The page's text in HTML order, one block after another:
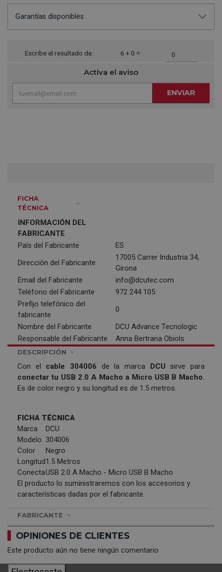
Garantías disponibles
Escribe el resultado de: 6 + 0 =
Activa el aviso
ENVIAR
FICHA
TÉCNICA
INFORMACIÓN DEL
FABRICANTE
País del Fabricante
ES
Dirección del Fabricante
17005 Carrer Industria 34,
Girona
Email del Fabricante
info@dcutec.com
Teléfono del Fabricante
972 244 105
Prefijo telefónico del
fabricante
0
Nombre del Fabricante
DCU Advance Tecnologic
Responsable del Fabricante
Anna Bertrana Obiols
DESCRIPCIÓN
Con el cable 304006 de la marca DCU sirve para
conectar tu USB 2.0 A Macho a Micro USB B Macho.
Es de color negro y su longitud es de 1.5 metros.
FICHA TÉCNICA
Marca
DCU
Modelo 304006
Color
Negro
Longitud1.5 Metros
ConectaUSB 2.0 A Macho - Micro USB B Macho
El producto lo suministraremos con los accesorios y
características dadas por el fabricante.
FABRICANTE
OPINIONES DE CLIENTES
Este producto aún no tiene ningún comentario